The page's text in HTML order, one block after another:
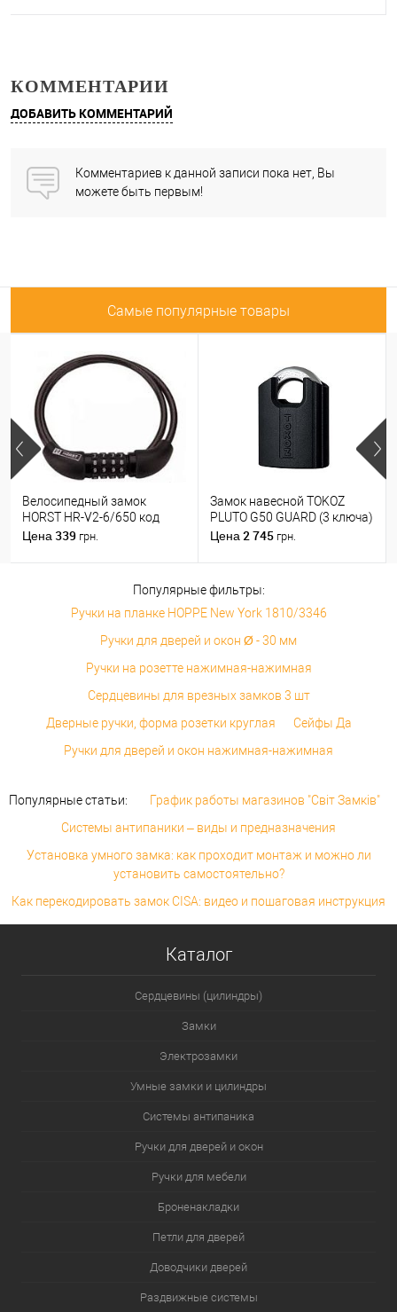
КОММЕНТАРИИ
ДОБАВИТЬ КОММЕНТАРИЙ
Комментариев к данной записи пока нет, Вы
можете быть первым!
Самые популярные товары
Велосипедный замок
HORST HR-V2-6/650 код
Цена 339 грн.
Замок навесной TOKOZ
PLUTO G50 GUARD (3 ключа)
Цена 2 745 грн.
Популярные фильтры:
Ручки на планке HOPPE New York 1810/3346
Ручки для дверей и окон Ø - 30 мм
Ручки на розетте нажимная-нажимная
Сердцевины для врезных замков 3 шт
Дверные ручки, форма розетки круглая
Сейфы Да
Ручки для дверей и окон нажимная-нажимная
Популярные статьи:
График работы магазинов "Світ Замків"
Системы антипаники – виды и предназначения
Установка умного замка: как проходит монтаж и можно ли
установить самостоятельно?
Как перекодировать замок CISA: видео и пошаговая инструкция
Каталог
Сердцевины (цилиндры)
Замки
Электрозамки
Умные замки и цилиндры
Системы антипаника
Ручки для дверей и окон
Ручки для мебели
Броненакладки
Петли для дверей
Доводчики дверей
Раздвижные системы